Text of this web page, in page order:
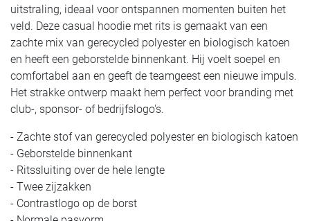
uitstraling, ideaal voor ontspannen momenten buiten het
veld. Deze casual hoodie met rits is gemaakt van een
zachte mix van gerecycled polyester en biologisch katoen
en heeft een geborstelde binnenkant. Hij voelt soepel en
comfortabel aan en geeft de teamgeest een nieuwe impuls.
Het strakke ontwerp maakt hem perfect voor branding met
club-, sponsor- of bedrijfslogo's.
- Zachte stof van gerecycled polyester en biologisch katoen
- Geborstelde binnenkant
- Ritssluiting over de hele lengte
- Twee zijzakken
- Contrastlogo op de borst